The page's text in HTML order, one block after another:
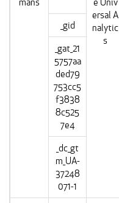
ersal A
nalytic
s
_gid
_gat_21
5757aa
ded79
753cc5
f3838
8c525
7e4
_dc_gt
m_UA-
37248
071-1